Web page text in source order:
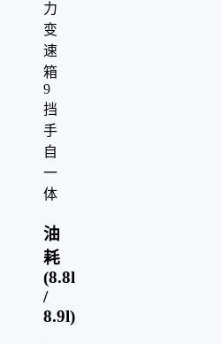
力
变
速
箱
9
挡
手
自
一
体
油
耗
(8.8l
/
8.9l)